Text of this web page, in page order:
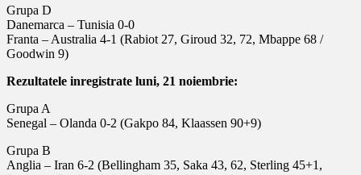
Grupa D
Danemarca – Tunisia 0-0
Franta – Australia 4-1 (Rabiot 27, Giroud 32, 72, Mbappe 68 /
Goodwin 9)
Rezultatele inregistrate luni, 21 noiembrie:
Grupa A
Senegal – Olanda 0-2 (Gakpo 84, Klaassen 90+9)
Grupa B
Anglia – Iran 6-2 (Bellingham 35, Saka 43, 62, Sterling 45+1,